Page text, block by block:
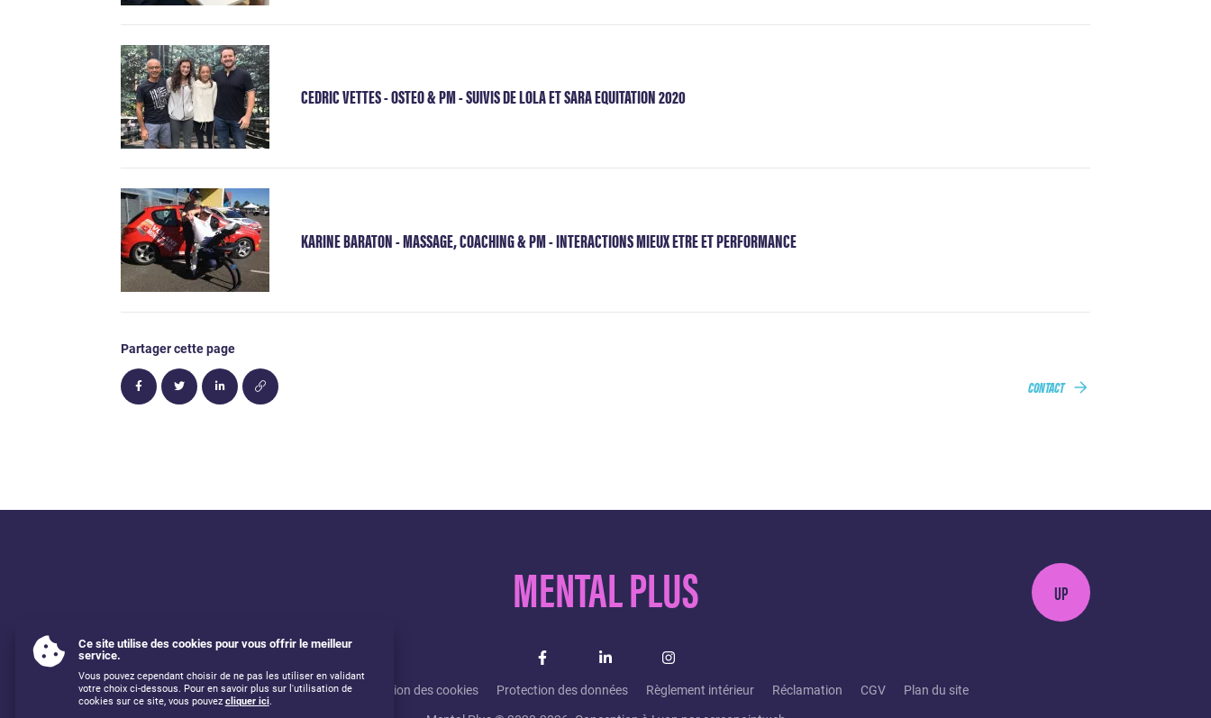
CEDRIC VETTES - OSTEO & PM - SUIVIS DE LOLA ET SARA EQUITATION 2020
KARINE BARATON - MASSAGE, COACHING & PM - INTERACTIONS MIEUX ETRE ET PERFORMANCE
Partager cette page
CONTACT
Ce site utilise des cookies pour vous offrir le meilleur
service.
Vous pouvez cependant choisir de ne pas les utiliser en validant
votre choix ci-dessous. Pour en savoir plus sur l'utilisation de
cookies sur ce site, vous pouvez cliquer ici.
UP
MENTAL PLUS
Mentions légales Utilisation des cookies Protection des données Règlement intérieur Réclamation CGV Plan du site